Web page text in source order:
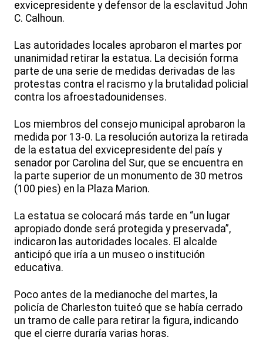
exvicepresidente y defensor de la esclavitud John
C. Calhoun.
Las autoridades locales aprobaron el martes por
unanimidad retirar la estatua. La decisión forma
parte de una serie de medidas derivadas de las
protestas contra el racismo y la brutalidad policial
contra los afroestadounidenses.
Los miembros del consejo municipal aprobaron la
medida por 13-0. La resolución autoriza la retirada
de la estatua del exvicepresidente del país y
senador por Carolina del Sur, que se encuentra en
la parte superior de un monumento de 30 metros
(100 pies) en la Plaza Marion.
La estatua se colocará más tarde en “un lugar
apropiado donde será protegida y preservada”,
indicaron las autoridades locales. El alcalde
anticipó que iría a un museo o institución
educativa.
Poco antes de la medianoche del martes, la
policía de Charleston tuiteó que se había cerrado
un tramo de calle para retirar la figura, indicando
que el cierre duraría varias horas.